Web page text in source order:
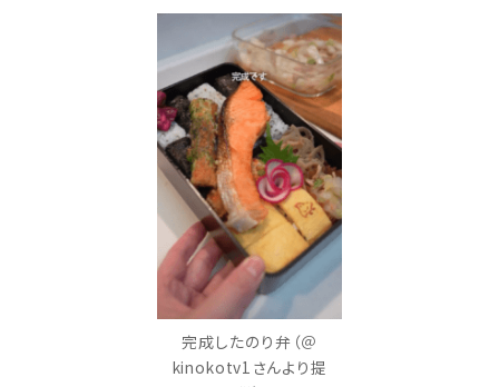
完成したのり弁（＠
kinokotv1さんより提